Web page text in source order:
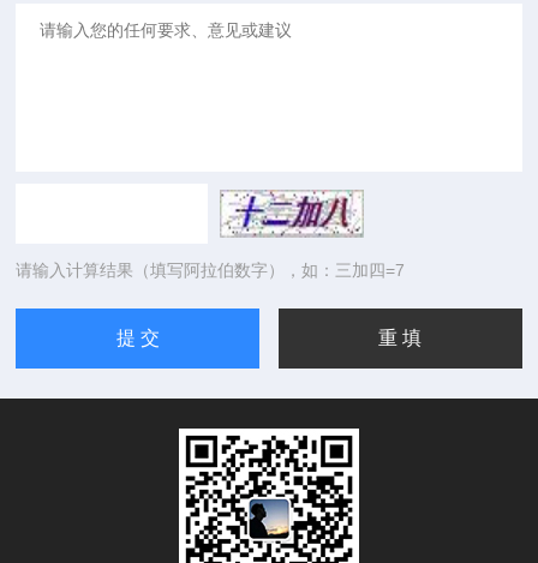
请输入计算结果（填写阿拉伯数字），如：三加四=7